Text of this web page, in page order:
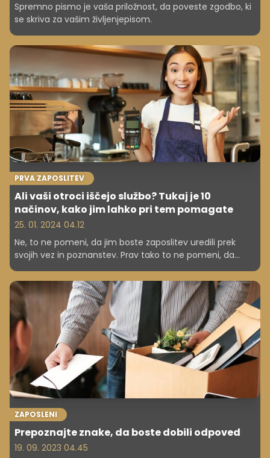
Spremno pismo je vaša priložnost, da poveste zgodbo, ki
se skriva za vašim življenjepisom.
PRVA ZAPOSLITEV
Ali vaši otroci iščejo službo? Tukaj je 10
načinov, kako jim lahko pri tem pomagate
25. 01. 2024 04.12
Ne, to ne pomeni, da jim boste zaposlitev uredili prek
svojih vez in poznanstev. Prav tako to ne pomeni, da
boste zaposlitev iskali namesto njih.
ZAPOSLENI
Prepoznajte znake, da boste dobili odpoved
19. 09. 2023 04.45